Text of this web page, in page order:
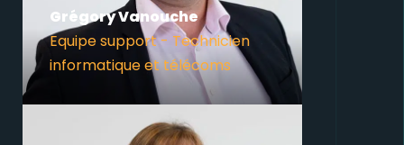
Grégory Vanouche
Equipe support - Technicien
informatique et télécoms